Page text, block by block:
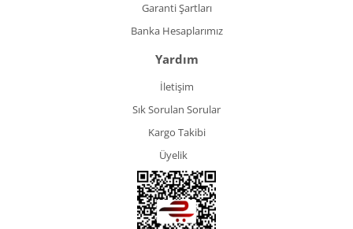
Garanti Şartları
Banka Hesaplarımız
Yardım
İletişim
Sık Sorulan Sorular
Kargo Takibi
Üyelik